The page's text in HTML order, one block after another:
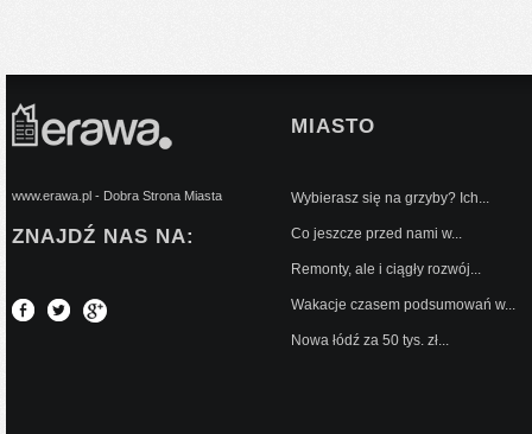
www.erawa.pl - Dobra Strona Miasta
ZNAJDŹ NAS NA:
MIASTO
Wybierasz się na grzyby? Ich...
Co jeszcze przed nami w...
Remonty, ale i ciągły rozwój...
Wakacje czasem podsumowań w...
Nowa łódź za 50 tys. zł...